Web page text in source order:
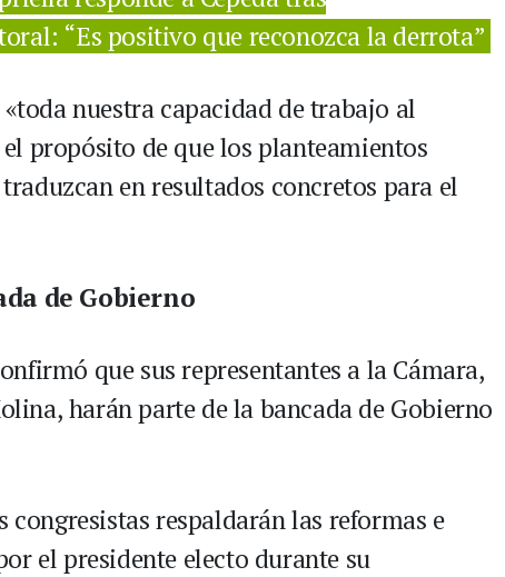
“Es positivo que reconozca la derrota”
nuestra capacidad de trabajo al
propósito de que los planteamientos
en resultados concretos para el
de Gobierno
que sus representantes a la Cámara,
harán parte de la bancada de Gobierno
respaldarán las reformas e
el presidente electo durante su